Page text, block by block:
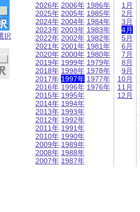
択
2026年
2025年
2024年
2023年
2022年
2021年
2020年
2019年
2018年
2017年
2016年
2015年
2014年
2013年
2012年
2011年
2010年
2009年
2008年
2007年
2006年
2005年
2004年
2003年
2002年
2001年
2000年
1999年
1998年
1997年
1996年
1995年
1994年
1993年
1992年
1991年
1990年
1989年
1988年
1987年
1986年
1985年
1984年
1983年
1982年
1981年
1980年
1979年
1978年
1977年
1976年
1月
2月
3月
4月
5月
6月
7月
8月
9月
10月
11月
12月